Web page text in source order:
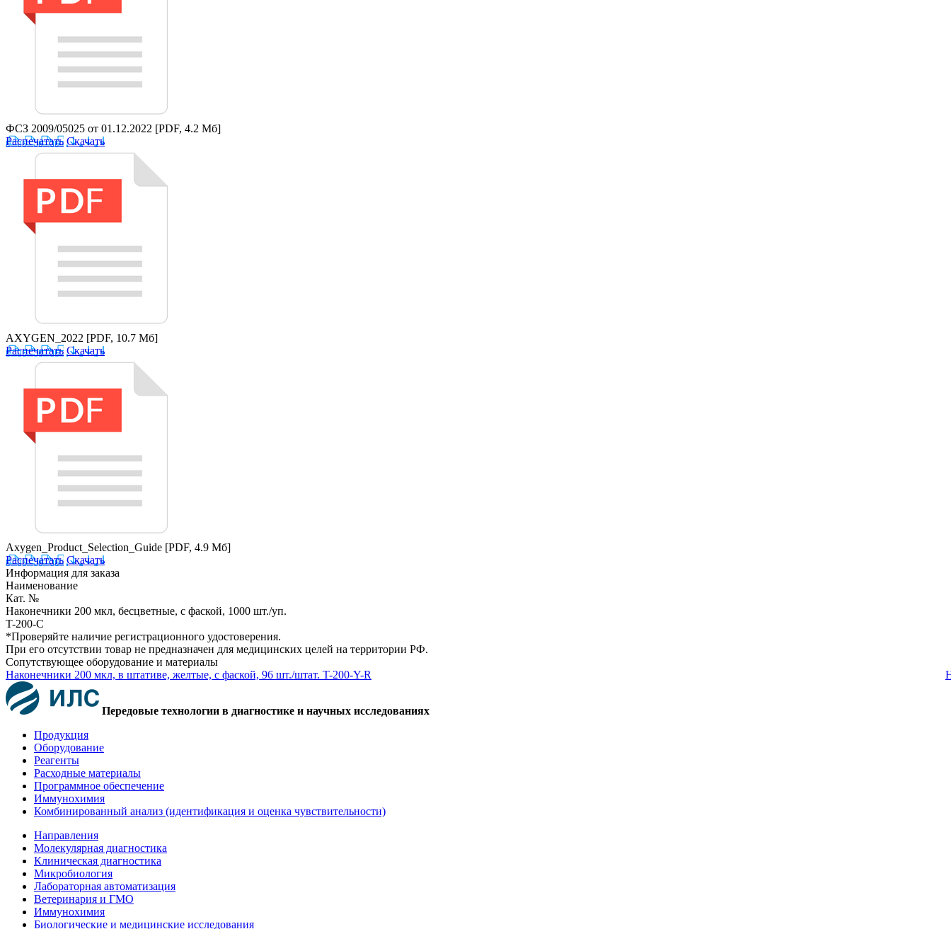
ФСЗ 2009/05025 от 01.12.2022 [PDF, 4.2 Мб]
Распечатать Скачать
AXYGEN_2022 [PDF, 10.7 Мб]
Распечатать Скачать
Axygen_Product_Selection_Guide [PDF, 4.9 Мб]
Распечатать Скачать
Информация для заказа
Наименование
Кат. №
Наконечники 200 мкл, бесцветные, с фаской, 1000 шт./уп.
T-200-C
*Проверяйте наличие регистрационного удостоверения.
При его отсутствии товар не предназначен для медицинских целей на территории РФ.
Сопутствующее оборудование и материалы
Наконечники 200 мкл, в штативе, желтые, с фаской, 96 шт./штат. T-200-Y-R
Передовые технологии в диагностике и научных исследованиях
Продукция
Оборудование
Реагенты
Расходные материалы
Программное обеспечение
Иммунохимия
Комбинированный анализ (идентификация и оценка чувствительности)
Направления
Молекулярная диагностика
Клиническая диагностика
Микробиология
Лабораторная автоматизация
Ветеринария и ГМО
Иммунохимия
Биологические и медицинские исследования